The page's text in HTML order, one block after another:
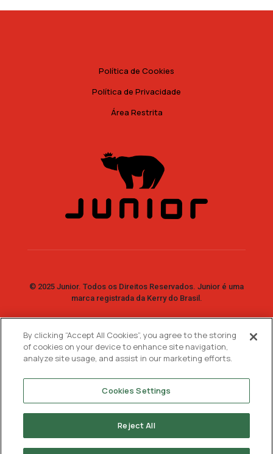
Política de Cookies
Política de Privacidade
Área Restrita
© 2025 Junior. Todos os Direitos Reservados. Junior é uma
marca registrada da Kerry do Brasil.
Fale Conosco
WhatsApp:11 99744-2447
By clicking “Accept All Cookies”, you agree to the storing
of cookies on your device to enhance site navigation,
analyze site usage, and assist in our marketing efforts.
Cookies Settings
Reject All